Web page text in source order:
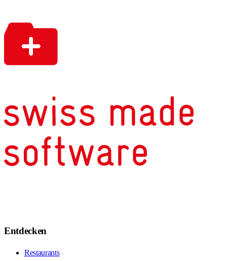
Entdecken
Restaurants